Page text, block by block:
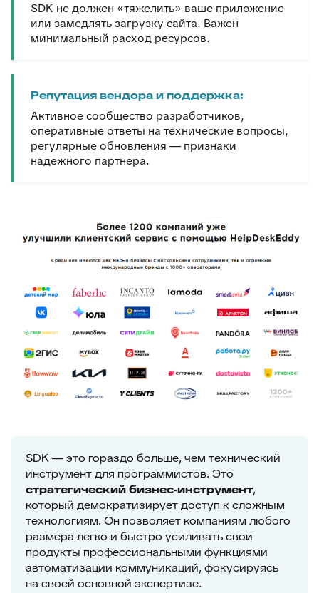
SDK не должен «тяжелить» ваше приложение
или замедлять загрузку сайта. Важен
минимальный расход ресурсов.
Репутация вендора и поддержка:
Активное сообщество разработчиков,
оперативные ответы на технические вопросы,
регулярные обновления — признаки
надежного партнера.
SDK — это гораздо больше, чем технический
инструмент для программистов. Это
стратегический бизнес-инструмент,
который демократизирует доступ к сложным
технологиям. Он позволяет компаниям любого
размера легко и быстро усиливать свои
продукты профессиональными функциями
автоматизации коммуникаций, фокусируясь
на своей основной экспертизе.